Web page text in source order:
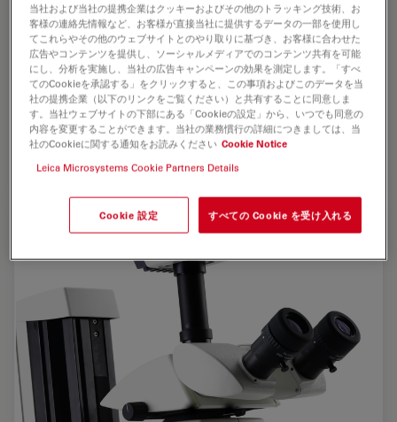
Leica DFC495 attached to a Leica M205 C on a XY Stage
and LED5000 MCI illumination
当社および当社の提携企業はクッキーおよびその他のトラッキング技術、お
客様の連絡先情報など、お客様が直接当社に提供するデータの一部を使用し
てこれらやその他のウェブサイトとのやり取りに基づき、お客様に合わせた
広告やコンテンツを提供し、ソーシャルメディアでのコンテンツ共有を可能
にし、分析を実施し、当社の広告キャンペーンの効果を測定します。「すべ
てのCookieを承認する」をクリックすると、この事項およびこのデータを当
社の提携企業（以下のリンクをご覧ください）と共有することに同意しま
す。当社ウェブサイトの下部にある「Cookieの設定」から、いつでも同意の
内容を変更することができます。当社の業務慣行の詳細につきましては、当
社のCookieに関する通知をお読みください Cookie Notice
Leica Microsystems Cookie Partners Details
Cookie 設定 すべての Cookie を受け入れる